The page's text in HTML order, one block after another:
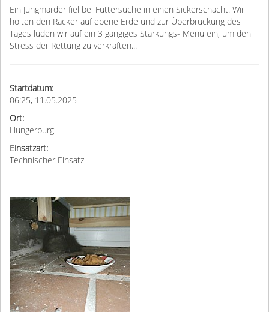
Ein Jungmarder fiel bei Futtersuche in einen Sickerschacht. Wir
holten den Racker auf ebene Erde und zur Überbrückung des
Tages luden wir auf ein 3 gängiges Stärkungs- Menü ein, um den
Stress der Rettung zu verkraften...
Startdatum:
06:25, 11.05.2025
Ort:
Hungerburg
Einsatzart:
Technischer Einsatz